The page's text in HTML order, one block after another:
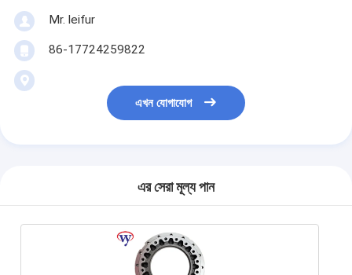
Mr. leifur
86-17724259822
এখন যোগাযোগ
এর সেরা মূল্য পান